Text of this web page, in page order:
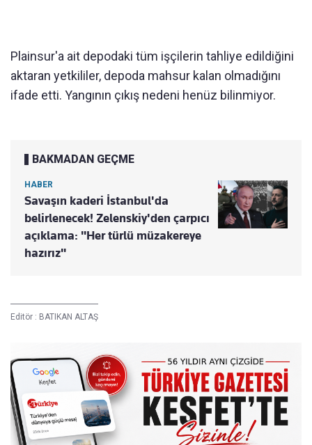
Plainsur'a ait depodaki tüm işçilerin tahliye edildiğini
aktaran yetkililer, depoda mahsur kalan olmadığını
ifade etti. Yangının çıkış nedeni henüz bilinmiyor.
BAKMADAN GEÇME
HABER
Savaşın kaderi İstanbul'da
belirlenecek! Zelenskiy'den çarpıcı
açıklama: "Her türlü müzakereye
hazırız"
Editör : BATIKAN ALTAŞ